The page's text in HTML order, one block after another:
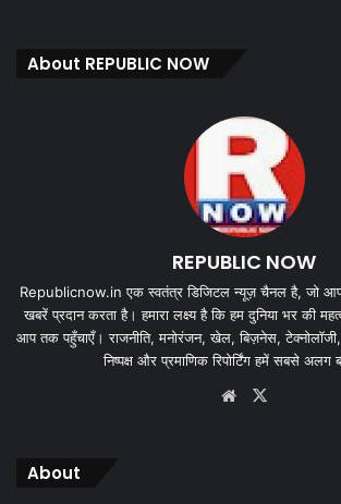
About REPUBLIC NOW
REPUBLIC NOW
Republicnow.in एक स्वतंत्र डिजिटल न्यूज़ चैनल है, जो
खबरें प्रदान करता है। हमारा लक्ष्य है कि हम दुनिया भर की
आप तक पहुँचाएँ। राजनीति, मनोरंजन, खेल, बिज़नेस, टेक्नोलॉजी,
निष्पक्ष और प्रमाणिक रिपोर्टिंग हमें सबसे अलग
Website
About